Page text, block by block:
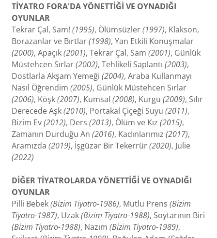
TİYATRO FORA'DA YÖNETTİĞİ VE OYNADIĞI
OYUNLAR
Tekrar Çal, Sam! (1995), Ölümsüzler(1997), Klakson,
Borazanlar ve Bırtlar(1998), Yan Etkili Konuşmalar
(2000), Apaçık(2001), Tekrar Çal, Sam (2001), Günlük
Müstehcen Sırlar(2002), Tehlikeli Saplantı (2003),
Dostlarla Akşam Yemeği (2004), Araba Kullanmayı
Nasıl Öğrendim (2005), Günlük Müstehcen Sırlar
(2006), Köşk(2007), Kumsal (2008), Kurgu (2009), Sıfır
Derecede Aşk(2010), Portakal Çiçeği Suyu (2011),
Bizim Ev(2012), Ders (2013), Ölüm ve Kız (2015),
Zamanın Durduğu An (2016), Kadınlarımız (2017),
Aramızda (2019), İşgüzar Bir Tekerrür(2020), Julie
(2022)
DİĞER TİYATROLARDA YÖNETTİĞİ VE OYNADIĞI
OYUNLAR
Pilli Bebek(Bizim Tiyatro-1986), Mutlu Prens (Bizim
Tiyatro-1987), Uzak(Bizim Tiyatro-1988), Soytarının Biri
(Bizim Tiyatro-1988), Nazım (Bizim Tiyatro-1989),